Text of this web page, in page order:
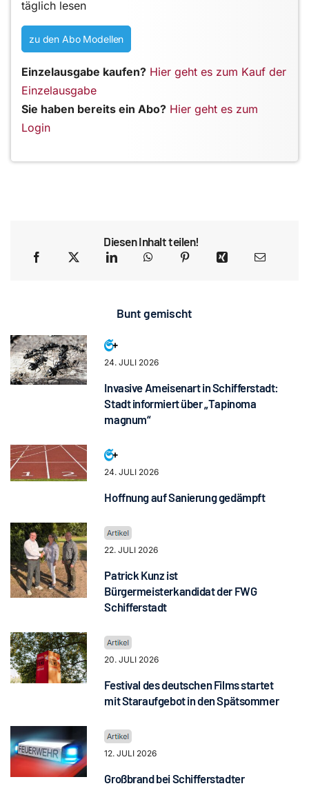
täglich lesen
zu den Abo Modellen
Einzelausgabe kaufen? Hier geht es zum Kauf der
Einzelausgabe
Sie haben bereits ein Abo? Hier geht es zum
Login
Diesen Inhalt teilen!
Bunt gemischt
24. JULI 2026
Invasive Ameisenart in Schifferstadt:
Stadt informiert über „Tapinoma
magnum“
24. JULI 2026
Hoffnung auf Sanierung gedämpft
22. JULI 2026
Patrick Kunz ist
Bürgermeisterkandidat der FWG
Schifferstadt
20. JULI 2026
Festival des deutschen Films startet
mit Staraufgebot in den Spätsommer
12. JULI 2026
Großbrand bei Schifferstadter